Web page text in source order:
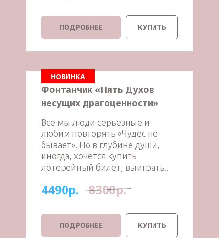
ПОДРОБНЕЕ КУПИТЬ
НОВИНКА
Фонтанчик «Пять Духов
несущих драгоценности»
Все мы люди серьезные и
любим повторять «Чудес не
бывает». Но в глубине души,
иногда, хочется купить
лотерейный билет, выиграть..
4490р. 8300р.
ПОДРОБНЕЕ КУПИТЬ